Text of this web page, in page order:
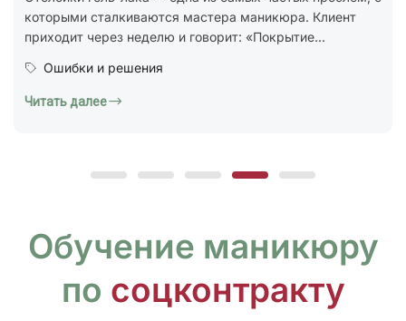
процессов. Общие...
Юридическая грамотность
Обучение маникюру
по соцконтракту